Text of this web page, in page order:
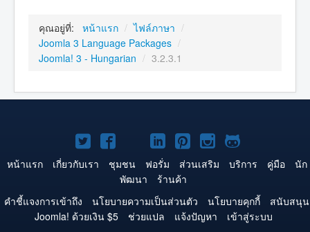
คุณอยู่ที่: หน้าแรก / ไฟล์ภาษา /
Joomla 3 Language Packages /
Joomla! 3 - Hungarian / 3.2.3.1
Joomla!
บน
Twitter
Joomla!
บน
Facebook
Joomla!
บน
YouTube
Joomla!
บน
LinkedIn
Joomla!
บน
Pinterest
Joomla!
บน
Joomla!
บน
หน้าแรก เกี่ยวกับเรา ชุมชน ฟอรั่ม ส่วนเสริม บริการ คู่มือ
นัก
พัฒนา
ร้านค้า
คำชี้แจงการเข้าถึง
นโยบายความเป็นส่วนตัว นโยบายคุกกี้
สนับสนุน
Joomla! ด้วยเงิน $5
ช่วยแปล แจ้งปัญหา
เข้าสู่ระบบ